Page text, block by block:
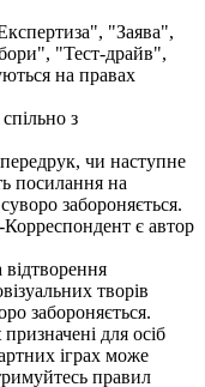
"Заява",
"Тест-драйв",
на правах
з
чи наступне
посилання на
забороняється.
є автор
творів
забороняється.
для осіб
іграх може
правил